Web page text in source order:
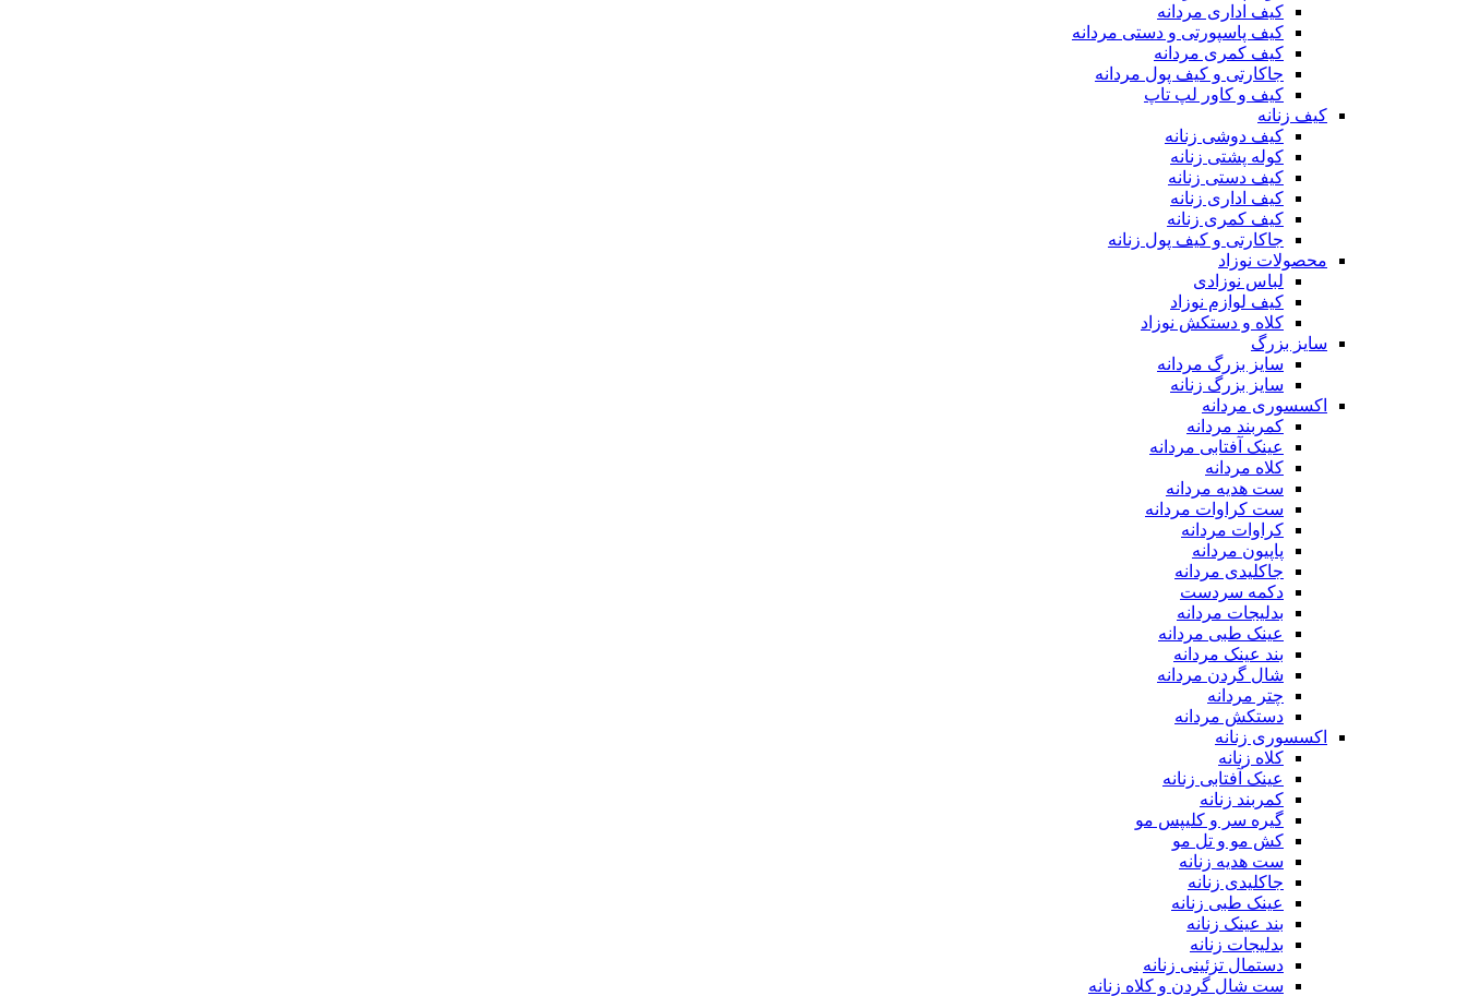
کیف اداری مردانه
کیف پاسپورتی و دستی مردانه
کیف کمری مردانه
جاکارتی و کیف پول مردانه
کیف و کاور لپ تاپ
کیف زنانه
کیف دوشی زنانه
کوله پشتی زنانه
کیف دستی زنانه
کیف اداری زنانه
کیف کمری زنانه
جاکارتی و کیف پول زنانه
محصولات نوزاد
لباس نوزادی
کیف لوازم نوزاد
کلاه و دستکش نوزاد
سایز بزرگ
سایز بزرگ مردانه
سایز بزرگ زنانه
اکسسوری مردانه
کمربند مردانه
عینک آفتابی مردانه
کلاه مردانه
ست هدیه مردانه
ست کراوات مردانه
کراوات مردانه
پاپیون مردانه
جاکلیدی مردانه
دکمه سردست
بدلیجات مردانه
عینک طبی مردانه
بند عینک مردانه
شال گردن مردانه
چتر مردانه
دستکش مردانه
اکسسوری زنانه
کلاه زنانه
عینک آفتابی زنانه
کمربند زنانه
گیره سر و کلیپس مو
کش مو و تل مو
ست هدیه زنانه
جاکلیدی زنانه
عینک طبی زنانه
بند عینک زنانه
بدلیجات زنانه
دستمال تزئینی زنانه
ست شال گردن و کلاه زنانه